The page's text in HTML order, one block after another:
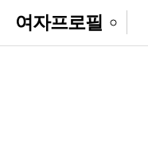
여자프로필